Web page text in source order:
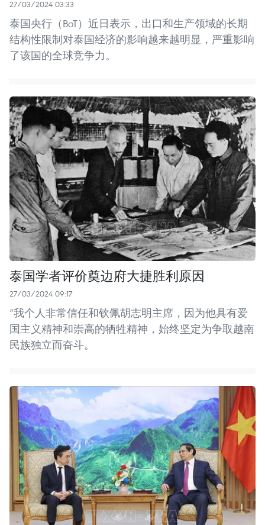
27/03/2024 03:33
泰国央行（BoT）近日表示，出口和生产领域的长期
结构性限制对泰国经济的影响越来越明显，严重影响
了该国的全球竞争力。
泰国学者评价奠边府大捷胜利原因
27/03/2024 09:17
“我个人非常信任和钦佩胡志明主席，因为他具有爱
国主义精神和崇高的牺牲精神，始终坚定为争取越南
民族独立而奋斗。